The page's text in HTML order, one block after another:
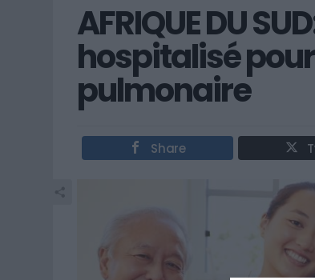
AFRIQUE DU
hospitalisé
pulmonaire
Share